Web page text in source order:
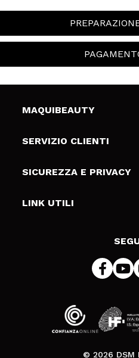
MAQUIBEAUTY
Chi siamo
Gift Cards
SERVIZIO CLIENTI
Spedizioni & Resi
Metodi di pagamamento
SICUREZZA E PRIVACY
Termini e condizioni
LINK UTILI
© 2026 DSM